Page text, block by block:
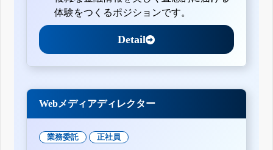
体験をつくるポジションです。
Detail
Webメディアディレクター
業務委託 正社員